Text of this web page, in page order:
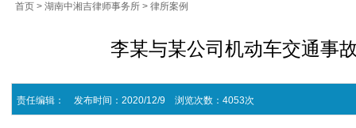
首页 > 湖南中湘吉律师事务所 > 律所案例
李某与某公司机动车交通事
责任编辑： 发布时间：2020/12/9 浏览次数：4053次